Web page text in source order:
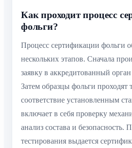
Как проходит процесс
фольги?
Процесс сертификации фольги
нескольких этапов. Сначала
заявку в аккредитованный
Затем образцы фольги проходят
соответствие установленным
включает в себя проверку
анализ состава и безопасность.
тестирования выдается